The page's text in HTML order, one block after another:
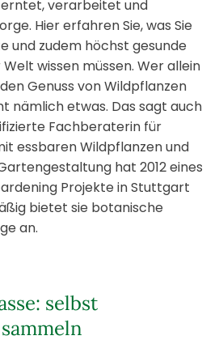
verarbeitet und
Hier erfahren Sie, was Sie
und zudem höchst gesunde
wissen müssen. Wer allein
Genuss von Wildpflanzen
nämlich etwas. Das sagt auch
Fachberaterin für
essbaren Wildpflanzen und
hat 2012 eines
Projekte in Stuttgart
bietet sie botanische
an.
selbst